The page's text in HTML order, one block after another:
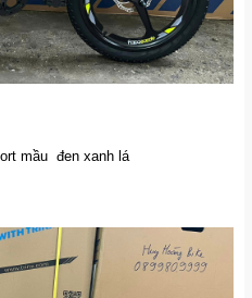
mầu đen xanh lá